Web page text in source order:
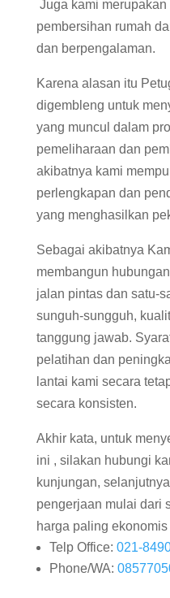
Juga kami
pembersihan rumah
dan berpengalaman.
Karena alasan itu
digembleng untuk
yang muncul dalam
pemeliharaan dan
akibatnya kami
perlengkapan dan
yang menghasilkan
Sebagai akibatnya
membangun
jalan pintas dan satu-
sunguh-sungguh,
tanggung jawab.
pelatihan dan
lantai kami secara
secara konsisten.
Akhir kata, untuk
ini , silakan hubungi
kunjungan,
pengerjaan mulai dari
harga paling
Telp Office: 021-
Phone/WA: